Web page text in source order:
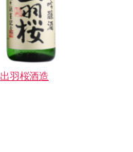
出羽桜酒造